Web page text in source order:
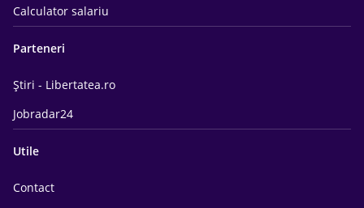
Calculator salariu
Parteneri
Știri - Libertatea.ro
Jobradar24
Utile
Contact